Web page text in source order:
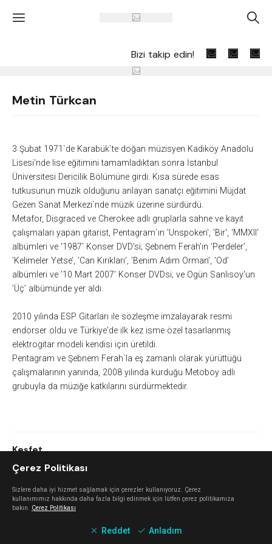
' A
Bizi takip edin!
Metin Türkcan
3 Şubat 1971`de Karabük`te doğan müzisyen Kadıköy Anadolu
Lisesi'nde lise eğitimini tamamladıktan sonra İstanbul
Üniversitesi Dericilik Bölümüne girdi. Kısa sürede esas
tutkusunun müzik olduğunu anlayan sanatçı eğitimini Müjdat
Gezen Sanat Merkezi`nde müzik üzerine sürdürdü.
Metafor, Disgraced ve Cherokee adlı gruplarla sahne ve kayıt
çalışmaları yapan gitarist, Pentagram`ın 'Unspoken', 'Bir', 'MMXII'
albümleri ve '1987' Konser DVD'si; Şebnem Ferah'ın ’Perdeler’,
’Kelimeler Yetse’, ’Can Kırıkları’, ’Benim Adım Orman’, ’Od’
albümleri ve ’10 Mart 2007’ Konser DVDsi; ve Ogün Sanlısoy'un
’Üç’ albümünde yer aldı.
2010 yılında ESP Gitarları ile sözleşme imzalayarak resmi
endorser oldu ve Türkiye'de ilk kez isme özel tasarlanmış
elektrogitar modeli kendisi için üretildi.
Pentagram ve Şebnem Ferah`la eş zamanlı olarak yürüttüğü
çalışmalarının yanında, 2008 yılında kurduğu Metoboy adlı
grubuyla da müziğe katkılarını sürdürmektedir.
Keşfet
Berkay Özdemir
Çerez Politikası
Sizlere daha iyi hizmet sağlamak için çerezler kullanıyoruz. Çerez
kullanımımız hakkında daha fazla bilgi edinmek için lütfen çerez politikamıza
bakın. Çerez Politikası
Reddet Anladım